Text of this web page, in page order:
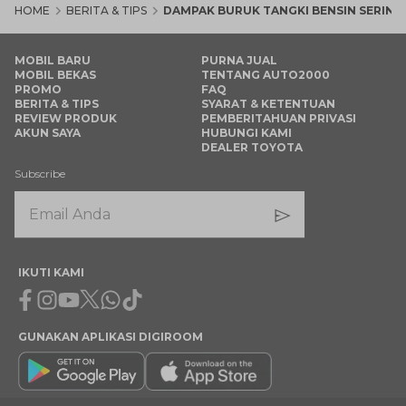
HOME BERITA & TIPS DAMPAK BURUK TANGKI BENSIN
MOBIL BARU
MOBIL BEKAS
PROMO
BERITA & TIPS
REVIEW PRODUK
AKUN SAYA
PURNA JUAL
TENTANG AUTO2000
FAQ
SYARAT & KETENTUAN
PEMBERITAHUAN PRIVASI
HUBUNGI KAMI
DEALER TOYOTA
Subscribe
IKUTI KAMI
Facebook
Instagram
Youtube
X Whatsapp
Tiktok
GUNAKAN APLIKASI DIGIROOM